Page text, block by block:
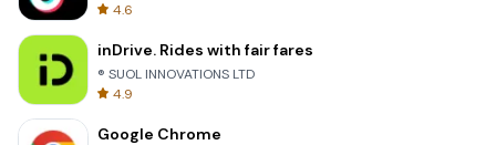
4.6
inDrive. Rides with fair fares
® SUOL INNOVATIONS LTD
4.9
Google Chrome